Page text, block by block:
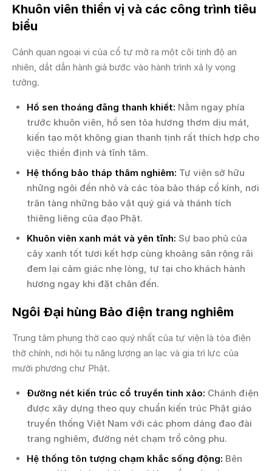
Khuôn viên thiền vị và các công trình tiêu
biểu
Cảnh quan ngoại vi của cổ tự mở ra một cõi tịnh độ an
nhiên, dắt dẫn hành giả bước vào hành trình xả ly vọng
tưởng.
Hồ sen thoáng đãng thanh khiết: Nằm ngay phía
trước khuôn viên, hồ sen tỏa hương thơm dịu mát,
kiến tạo một không gian thanh tịnh rất thích hợp cho
việc thiền định và tĩnh tâm.
Hệ thống bảo tháp thâm nghiêm: Tự viện sở hữu
những ngôi đền nhỏ và các tòa bảo tháp cổ kính, nơi
trân tàng những bảo vật quý giá và thánh tích
thiêng liêng của đạo Phật.
Khuôn viên xanh mát và yên tĩnh: Sự bao phủ của
cây xanh tốt tươi kết hợp cùng khoảng sân rộng rãi
đem lại cảm giác nhẹ lòng, tự tại cho khách hành
hương ngay khi đặt chân đến.
Ngôi Đại hùng Bảo điện trang nghiêm
Trung tâm phụng thờ cao quý nhất của tự viện là tòa điện
thờ chính, nơi hội tụ năng lượng an lạc và gia trì lực của
mười phương chư Phật.
Đường nét kiến trúc cổ truyền tinh xảo: Chánh điện
được xây dựng theo quy chuẩn kiến trúc Phật giáo
truyền thống Việt Nam với các phom dáng đao đài
trang nghiêm, đường nét chạm trổ công phu.
Hệ thống tôn tượng chạm khắc sống động: Bên